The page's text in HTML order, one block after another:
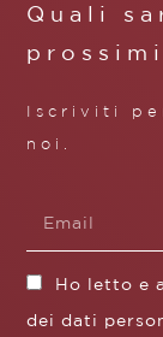
Quali
Iscriviti
noi.
Ho letto e
dei dati